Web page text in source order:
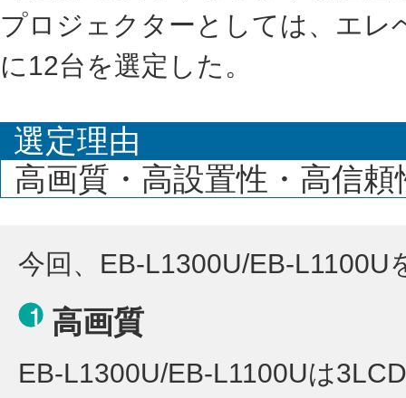
プロジェクターとしては、エレ
に12台を選定した。
選定理由
高画質・高設置性・高信
今回、EB-L1300U/EB-
高画質
EB-L1300U/EB-L1100Uは